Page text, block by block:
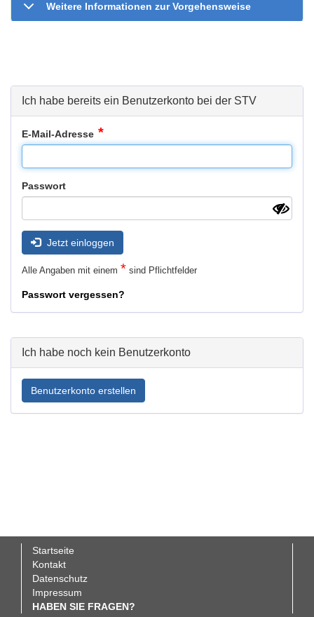
Weitere Informationen zur Vorgehensweise
Ich habe bereits ein Benutzerkonto bei der STV
E-Mail-Adresse
Passwort
Jetzt einloggen
Alle Angaben mit einem * sind Pflichtfelder
Passwort vergessen?
Ich habe noch kein Benutzerkonto
Benutzerkonto erstellen
Fußbereichsmenü
Startseite
Kontakt
Datenschutz
Impressum
HABEN SIE FRAGEN?